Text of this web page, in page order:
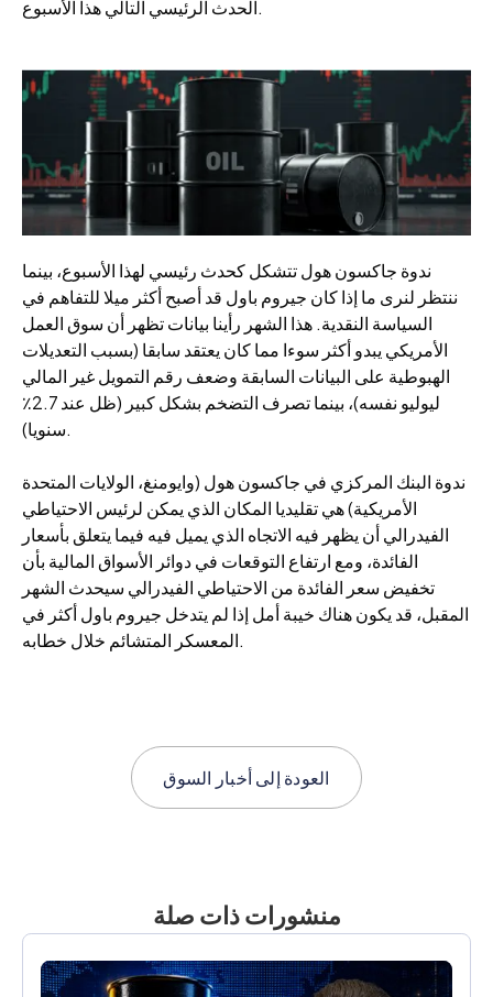
الحدث الرئيسي التالي هذا الأسبوع.
ندوة جاكسون هول تتشكل كحدث رئيسي لهذا الأسبوع، بينما
ننتظر لنرى ما إذا كان جيروم باول قد أصبح أكثر ميلا للتفاهم في
السياسة النقدية. هذا الشهر رأينا بيانات تظهر أن سوق العمل
الأمريكي يبدو أكثر سوءا مما كان يعتقد سابقا (بسبب التعديلات
الهبوطية على البيانات السابقة وضعف رقم التمويل غير المالي
ليوليو نفسه)، بينما تصرف التضخم بشكل كبير (ظل عند 2.7٪
سنويا).
ندوة البنك المركزي في جاكسون هول (وايومنغ، الولايات المتحدة
الأمريكية) هي تقليديا المكان الذي يمكن لرئيس الاحتياطي
الفيدرالي أن يظهر فيه الاتجاه الذي يميل فيه فيما يتعلق بأسعار
الفائدة، ومع ارتفاع التوقعات في دوائر الأسواق المالية بأن
تخفيض سعر الفائدة من الاحتياطي الفيدرالي سيحدث الشهر
المقبل، قد يكون هناك خيبة أمل إذا لم يتدخل جيروم باول أكثر في
المعسكر المتشائم خلال خطابه.
العودة إلىأخبار السوق
منشورات ذات صلة